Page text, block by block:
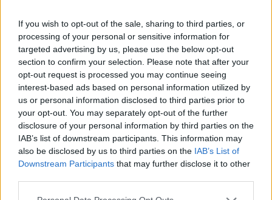
If you wish to opt-out of the sale, sharing to third parties, or
processing of your personal or sensitive information for
targeted advertising by us, please use the below opt-out
section to confirm your selection. Please note that after your
opt-out request is processed you may continue seeing
interest-based ads based on personal information utilized by
us or personal information disclosed to third parties prior to
your opt-out. You may separately opt-out of the further
disclosure of your personal information by third parties on the
IAB’s list of downstream participants. This information may
also be disclosed by us to third parties on the IAB’s List of
Downstream Participants that may further disclose it to other
Please note that this website/app uses one or more Google
Rengeteg hír és cikk vár rád, lehet, hogy éppen nem
jön szembe GSO-n vagy a social médiában. Segítünk,
hogy naprakész maradj, kiválogatjuk neked a
legjobbakat,iratkozz fel hírlevelünkre!
Kijelentem, hogy azadatkezelési nyilatkozat tartalmát
megismertem és azt elfogadom.